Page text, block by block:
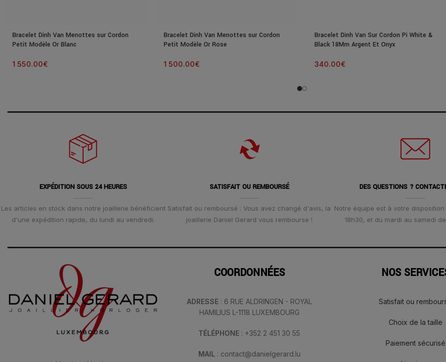
Bracelet Dinh Van Menottes sur Cordon
Petit Modèle Or Blanc
1 550.00€
Bracelet Dinh Van Menottes sur Cordon
Petit Modèle Or Rose
1 500.00€
Bracelet Dinh Van Sur Cordon Pi White &
Black 18Mm Argent Et Onyx
340.00€
EXPÉDITION SOUS 24 HEURES
Les articles en stock dans notre joaillerie bénéficient
d'une expédition rapide, du lundi au vendredi.
SATISFAIT OU REMBOURSÉ
Satisfait ou remboursé : Vous avez changé d'avis, la
joaillerie Daniel Gerard vous rembourse !
DES QUESTIONS ?
Notre équipe est à votre disposition
18h30, et du mardi au samedi
COORDONNÉES
ADRESSE: 6 RUE ALDRINGEN - ROYAL
HAMILIUS L-1118 LUXEMBOURG
TÉLÉPHONE : +352 2 451 30 55
MAIL : contact@danielgerard.lu
NOS
Satisfait ou
Choix de la taille
Paiement sécurisé